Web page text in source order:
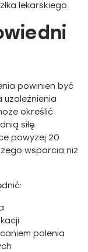
lekarskiego.
powinien być
określić
siłę
powyżej 20
wsparcia niż
palenia